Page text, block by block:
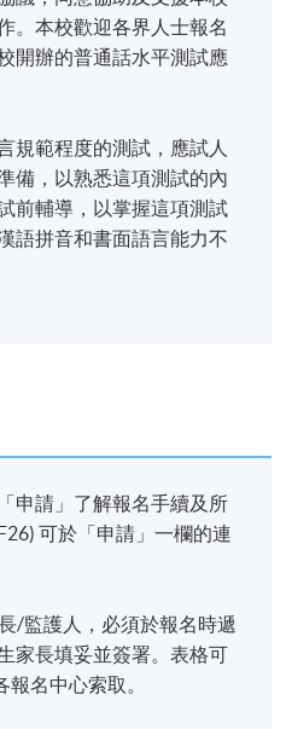
。本校歡迎各界人士報名
開辦的普通話水平測試應
規範程度的測試，應試人
備，以熟悉這項測試的內
前輔導，以掌握這項測試
語拼音和書面語言能力不
申請」了解報名手續及所
可於「申請」一欄的連
/監護人，必須於報名時遞
家長填妥並簽署。表格可
名中心索取。